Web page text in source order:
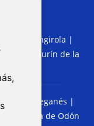
Fuengirola |
Alhaurín de la
Leganés |
Villaviciosa de Odón